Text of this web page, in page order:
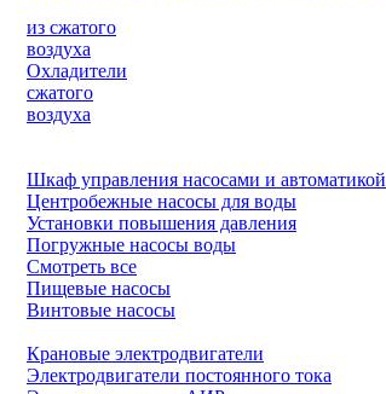
из сжатого
воздуха
Охладители
сжатого
воздуха
Шкаф управления насосами и автоматикой
Центробежные насосы для воды
Установки повышения давления
Погружные насосы воды
Смотреть все
Пищевые насосы
Винтовые насосы
Крановые электродвигатели
Электродвигатели постоянного тока